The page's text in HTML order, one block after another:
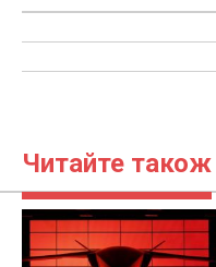
Читайте також